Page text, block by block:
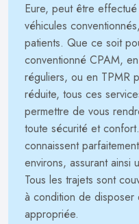
Eure, peut être
véhicules
patients. Que ce soit
conventionné CPAM,
réguliers, ou en TPMR
réduite, tous ces
permettre de vous
toute sécurité et
connaissent
environs, assurant ainsi
Tous les trajets sont
à condition de disposer
appropriée.